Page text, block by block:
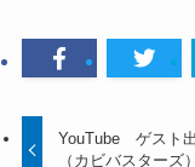
YouTube ゲスト
（カビバスターズ）